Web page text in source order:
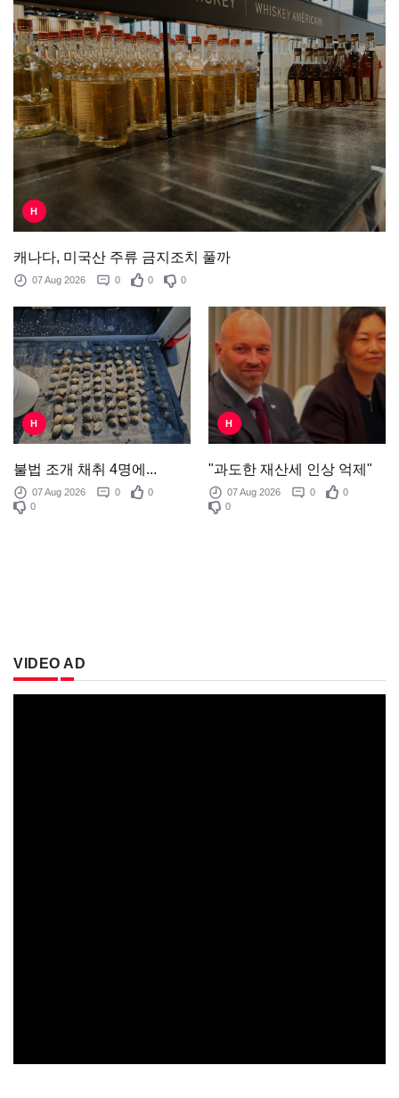
H
캐나다, 미국산 주류 금지조치 풀까
07 Aug 2026 0 0 0
H
불법 조개 채취 4명에...
07 Aug 2026 0
0
0
H
"과도한 재산세 인상 억제"
07 Aug 2026 0
0
0
VIDEO AD